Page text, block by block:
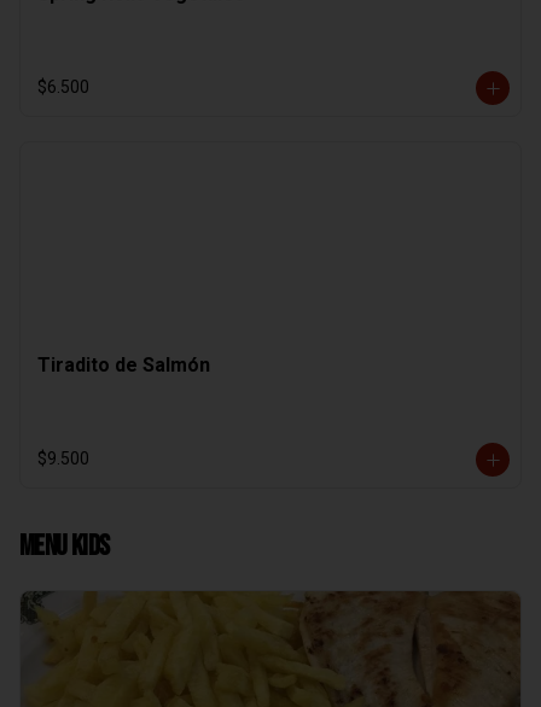
$6.500
Tiradito de Salmón
$9.500
Menu Kids